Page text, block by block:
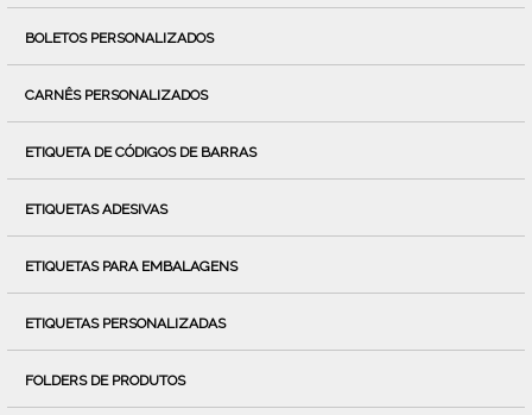
BOLETOS PERSONALIZADOS
CARNÊS PERSONALIZADOS
ETIQUETA DE CÓDIGOS DE BARRAS
ETIQUETAS ADESIVAS
ETIQUETAS PARA EMBALAGENS
ETIQUETAS PERSONALIZADAS
FOLDERS DE PRODUTOS